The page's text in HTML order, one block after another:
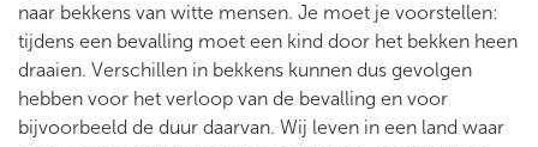
naar bekkens van witte mensen. Je moet je voorstellen:
tijdens een bevalling moet een kind door het bekken heen
draaien. Verschillen in bekkens kunnen dus gevolgen
hebben voor het verloop van de bevalling en voor
bijvoorbeeld de duur daarvan. Wij leven in een land waar